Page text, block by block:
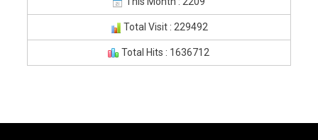
Total Visit : 229492
Total Hits : 1636712